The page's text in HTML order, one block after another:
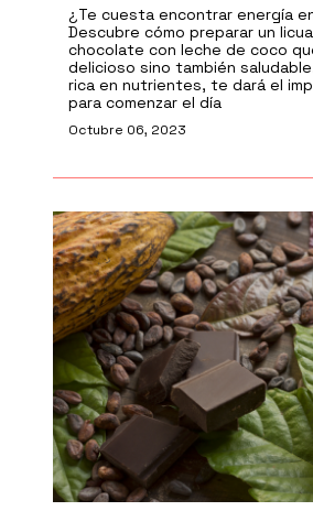
¿Te cuesta encontrar energía
Descubre cómo preparar un
chocolate con leche de coco
delicioso sino también
rica en nutrientes, te dará el
para comenzar el día
Octubre 06, 2023